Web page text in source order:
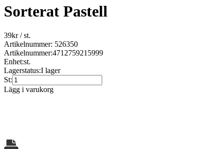
Sorterat Pastell
39kr/ st.
Artikelnummer: 526350
Artikelnummer:4712759215999
Enhet:st.
Lagerstatus:I lager
St:
Lägg i varukorg